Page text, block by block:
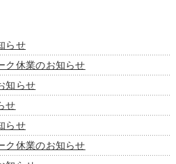
らせ
ク休業のお知らせ
知らせ
せ
らせ
ク休業のお知らせ